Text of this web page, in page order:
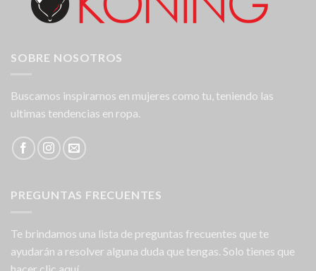
SOBRE NOSOTROS
Buscamos inspirarnos en mujeres como tu, teniendo las
ultimas tendencias en ropa.
PREGUNTAS FRECUENTES
Te brindamos una lista de preguntas frecuentes que te
ayudarán a resolver alguna duda que tengas. Solo tienes que
hacer clic aquí.